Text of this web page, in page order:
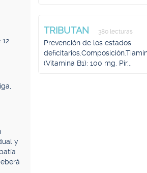
y
TRIBUTAN 380 lecturas
Prevención de los estados
(Vitamina B1): 100 mg. Pir...